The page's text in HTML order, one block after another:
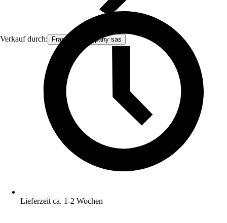
Verkauf durch: Frascio & company sas
Lieferzeit ca. 1-2 Wochen